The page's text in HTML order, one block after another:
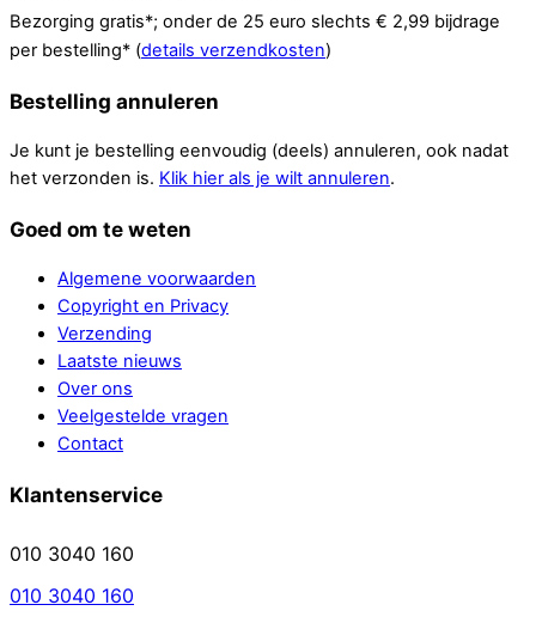
Bezorging gratis*; onder de 25 euro slechts € 2,99 bijdrage
per bestelling* (details verzendkosten)
Bestelling annuleren
Je kunt je bestelling eenvoudig (deels) annuleren, ook nadat
het verzonden is. Klik hier als je wilt annuleren.
Goed om te weten
Algemene voorwaarden
Copyright en Privacy
Verzending
Laatste nieuws
Over ons
Veelgestelde vragen
Contact
Klantenservice
010 3040 160
010 3040 160